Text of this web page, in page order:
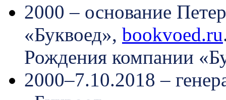
2000 – основание
«Буквоед», bookvoed.ru
Рождения компании
2000–7.10.2018 –